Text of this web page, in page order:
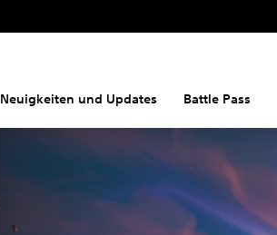
Neuigkeiten und Updates Battle Pass